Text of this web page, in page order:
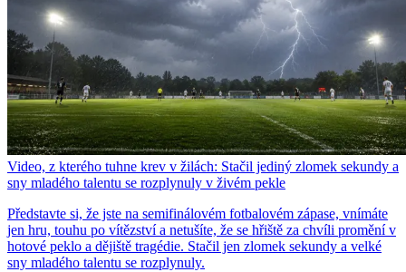
Video, z kterého tuhne krev v žilách: Stačil jediný zlomek sekundy a
sny mladého talentu se rozplynuly v živém pekle
Představte si, že jste na semifinálovém fotbalovém zápase, vnímáte
jen hru, touhu po vítězství a netušíte, že se hřiště za chvíli promění v
hotové peklo a dějiště tragédie. Stačil jen zlomek sekundy a velké
sny mladého talentu se rozplynuly.